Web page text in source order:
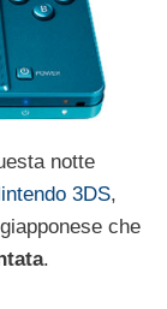
notte
3DS,
che
.